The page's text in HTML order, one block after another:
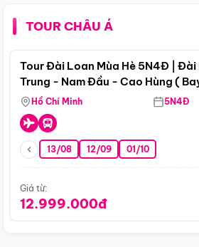
TOUR CHÂU Á
Tour Đài Loan Mùa Hè 5N4Đ |
Trung - Nam Đầu - Cao Hùng (
Hồ Chí Minh 5N4Đ
13/08 12/09 01/10
Giá từ:
12.999.000đ